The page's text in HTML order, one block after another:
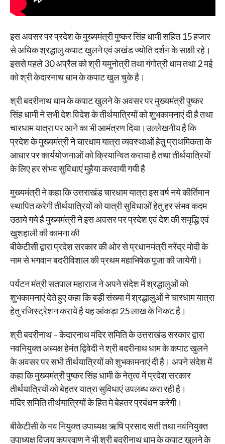
इस अवसर पर प्रदेश के मुख्यमंत्री पुष्कर सिंह धामी सहित 15 हजार
से अधिक श्रद्धालु कपाट खुलने एवं अखंड ज्योति दर्शन के साक्षी रहे।
इससे पहले 30 अप्रैल को श्री यमुनोत्री तथा गंगोत्री धाम तथा 2 मई
को श्री केदारनाथ धाम के कपाट खुल चुके है।
श्री बदरीनाथ धाम के कपाट खुलने के अवसर पर मुख्यमंत्री पुष्कर
सिंह धामी ने सभी देश विदेश के तीर्थयात्रियों को शुभकामनाएं दी है तथा
चारधाम यात्रा पर आने का भी आमंत्रण दिया।उल्लेखनीय है कि
प्रदेश के मुख्यमंत्री ने चारधाम यात्रा व्यवस्थाओं हेतु प्राथमिकता के
आधार पर कार्ययोजनाओं को क्रियान्वित कराया है तथा तीर्थयात्रियों
के लिए हर संभव सुविधाएं मुहैया करवायी गयी है
मुख्यमंत्री ने कहा कि उत्तराखंड चारधाम यात्रा इस वर्ष नये कीर्तिमान
स्थापित करेगी तीर्थयात्रियों को यात्री सुविधाओं हेतु हर संभव कदम
उठाये गये है मुख्यमंत्री ने इस अवसर पर प्रदेश एवं देश की समृद्धि एवं
खुशहाली की कामना की
बीकेटीसी द्वारा प्रदेश सरकार की ओर से प्रधानमंत्री नरेंद्र मोदी के
नाम से भगवान बदरीविशाल की प्रथम महाभिषेक पूजा की जायेगी।
पर्यटन मंत्री सतपाल महाराज ने अपने संदेश में श्रद्धालुओं को
शुभकामनाएं देते हुए कहा कि बड़ी संख्या में श्रद्धालुओं ने चारधाम यात्रा
हेतु रजिस्ट्रेशन कराये है यह आंकड़ा 25 लाख के निकट है।
श्री बदरीनाथ – केदारनाथ मंदिर समिति के उत्तराखंड सरकार द्वारा
नवनियुक्त अध्यक्ष हेमंत द्विवेदी ने श्री बदरीनाथ धाम के कपाट खुलने
के अवसर पर सभी तीर्थयात्रियों को शुभकामनाएं दी है। अपने संदेश में
कहा कि मुख्यमंत्री पुष्कर सिंह धामी के नेतृत्व में प्रदेश सरकार
तीर्थयात्रियों को बेहतर यात्रा सुविधाएं उपलब्ध करा रही है।
मंदिर समिति तीर्थयात्रियों के हित मे बेहतर प्रबंधन करेगी।
बीकेटीसी के नव नियुक्त उपाध्यक्ष ऋषि प्रसाद सती तथा नवनियुक्त
उपाध्यक्ष विजय कपरवाण ने भी श्री बदरीनाथ धाम के कपाट खुलने के